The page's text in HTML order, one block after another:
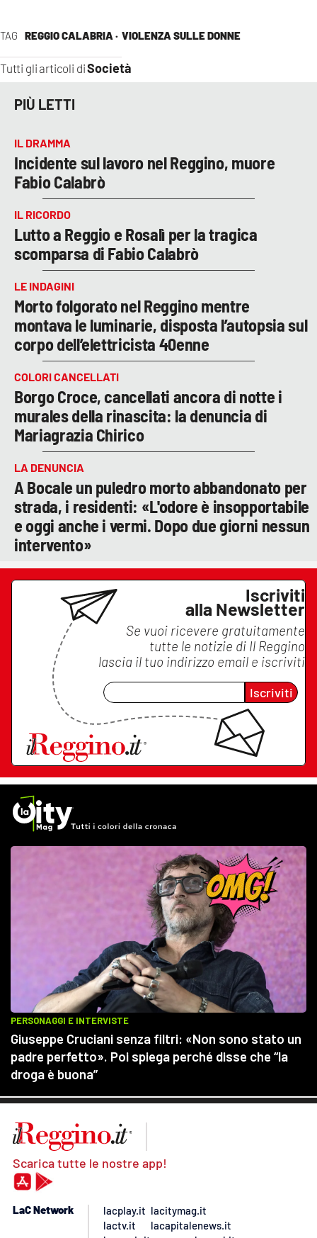
TAG REGGIO CALABRIA · VIOLENZA SULLE DONNE
Tutti gli articoli diSocietà
PIÙ LETTI
IL DRAMMA
Incidente sul lavoro nel Reggino, muore
Fabio Calabrò
IL RICORDO
Lutto a Reggio e Rosalì per la tragica
scomparsa di Fabio Calabrò
LE INDAGINI
Morto folgorato nel Reggino mentre
montava le luminarie, disposta l’autopsia sul
corpo dell’elettricista 40enne
COLORI CANCELLATI
Borgo Croce, cancellati ancora di notte i
murales della rinascita: la denuncia di
Mariagrazia Chirico
LA DENUNCIA
A Bocale un puledro morto abbandonato per
strada, i residenti: «L'odore è insopportabile
e oggi anche i vermi. Dopo due giorni nessun
intervento»
Iscriviti
alla Newsletter
Se vuoi ricevere gratuitamente
tutte le notizie di Il Reggino
lascia il tuo indirizzo email e iscriviti
Iscriviti
Scarica tutte le nostre app!
LaC Network
lacplay.it
lactv.it
lacitymag.it
lacapitalenews.it